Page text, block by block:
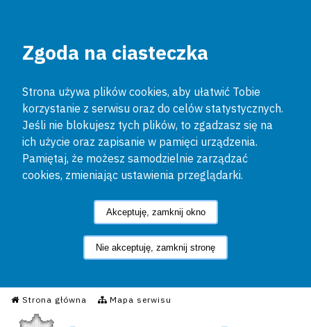
Zgoda na ciasteczka
Strona używa plików cookies, aby ułatwić Tobie
korzystanie z serwisu oraz do celów statystycznych.
Jeśli nie blokujesz tych plików, to zgadzasz się na
ich użycie oraz zapisanie w pamięci urządzenia.
Pamiętaj, że możesz samodzielnie zarządzać
cookies, zmieniając ustawienia przeglądarki.
Akceptuję, zamknij okno
Nie akceptuję, zamknij stronę
Strona główna Mapa serwisu
Informacyjny Serwis